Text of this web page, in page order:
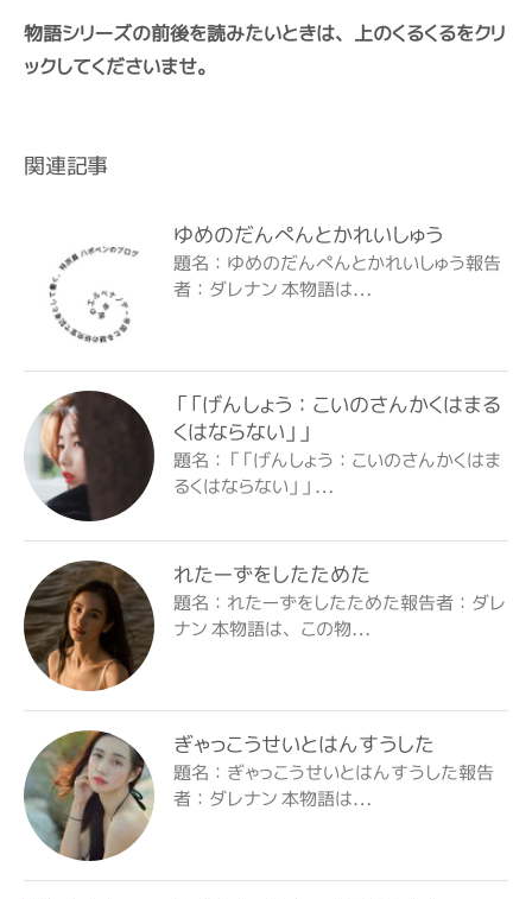
物語シリーズの前後を読みたいときは、上のくるくるをクリ
ックしてくださいませ。
関連記事
ゆめのだんぺんとかれいしゅう
題名：ゆめのだんぺんとかれいしゅう報告
者：ダレナン 本物語は…
「「げんしょう：こいのさんかくはまる
くはならない」」
題名：「「げんしょう：こいのさんかくはま
るくはならない」」…
れたーずをしたためた
題名：れたーずをしたためた報告者：ダレ
ナン 本物語は、この物…
ぎゃっこうせいとはんすうした
題名：ぎゃっこうせいとはんすうした報告
者：ダレナン 本物語は…